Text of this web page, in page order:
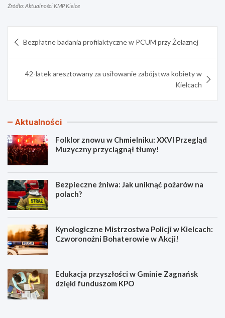
Źródło: Aktualności KMP Kielce
wpisu
Bezpłatne badania profilaktyczne w PCUM przy Żelaznej
42-latek aresztowany za usiłowanie zabójstwa kobiety w
Kielcach
Aktualności
Folklor znowu w Chmielniku: XXVI Przegląd
Muzyczny przyciągnął tłumy!
Bezpieczne żniwa: Jak uniknąć pożarów na
polach?
Kynologiczne Mistrzostwa Policji w Kielcach:
Czworonożni Bohaterowie w Akcji!
Edukacja przyszłości w Gminie Zagnańsk
dzięki funduszom KPO
F
B